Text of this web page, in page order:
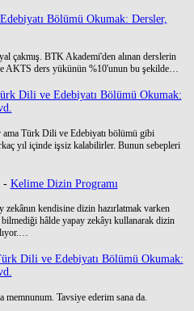
Bölümü Okumak: Dersler,
çakmış. BTK Akademi'den alınan derslerin
AKTS ders yükünün %10'unun bu şekilde…
Dili ve Edebiyatı Bölümü Okumak:
Türk Dili ve Edebiyatı bölümü gibi
yıl içinde işsiz kalabilirler. Bunun sebepleri
- Kelime Dizin Programı
zekânın kendisine dizin hazırlatmak varken
bilmediği hâlde yapay zekâyı kullanarak dizin
Dili ve Edebiyatı Bölümü Okumak:
Tavsiye ederim sana da.